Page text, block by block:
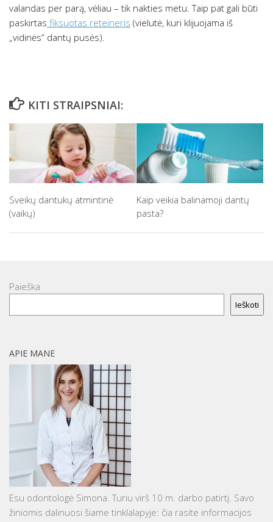
valandas per parą, vėliau – tik nakties metu. Taip pat gali būti
paskirtas fiksuotas reteineris (vielutė, kuri klijuojama iš
„vidinės” dantų pusės).
KITI STRAIPSNIAI:
Sveikų dantukų atmintinė
(vaikų)
Kaip veikia balinamoji dantų
pasta?
Paieška
Ieškoti
APIE MANE
Esu odontologė Simona. Turiu virš 10 m. darbo patirtį. Savo
žiniomis dalinuosi šiame tinklalapyje: čia rasite informacijos